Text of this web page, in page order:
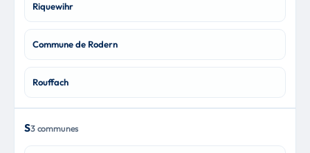
Riquewihr
Commune de Rodern
Rouffach
S3 communes